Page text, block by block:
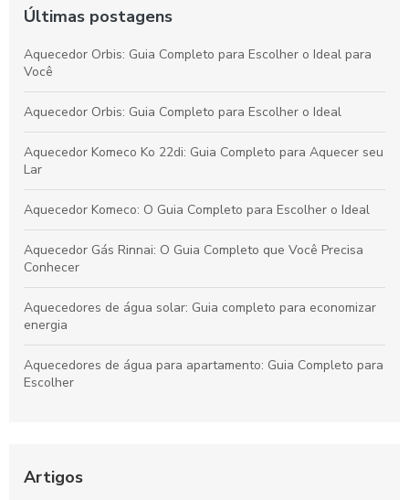
Últimas postagens
Aquecedor Orbis: Guia Completo para Escolher o Ideal para
Você
Aquecedor Orbis: Guia Completo para Escolher o Ideal
Aquecedor Komeco Ko 22di: Guia Completo para Aquecer seu
Lar
Aquecedor Komeco: O Guia Completo para Escolher o Ideal
Aquecedor Gás Rinnai: O Guia Completo que Você Precisa
Conhecer
Aquecedores de água solar: Guia completo para economizar
energia
Aquecedores de água para apartamento: Guia Completo para
Escolher
Artigos